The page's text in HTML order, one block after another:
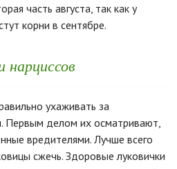
часть августа, так как у
корни в сентябре.
нарциссов
ухаживать за
Первым делом их осматривают,
вредителями. Лучше всего
сжечь. Здоровые луковички